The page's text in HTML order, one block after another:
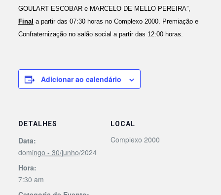
GOULART ESCOBAR e MARCELO DE MELLO PEREIRA”,
Final a partir das 07:30 horas no Compl exo 2000. Premiação e
Confraternização no salão social a partir das 12:00 horas.
Adicionar ao calendário
DETALHES
Data:
domingo - 30/junho/2024
Hora:
7:30 am
LOCAL
Complexo 2000